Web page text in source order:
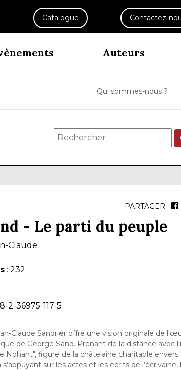
Catalogue Contactez-
Auteurs
Qui sommes-nous ?
- Le parti du peuple
Claude
: 232
2-36975-117-5
PARTAGER
Claude Sandrier offre une vision originale de
de George Sand. Prenant de la distance avec
Nohant", figure de la châtelaine charitable envers
sur les actes et les écrits de l’écrivaine,